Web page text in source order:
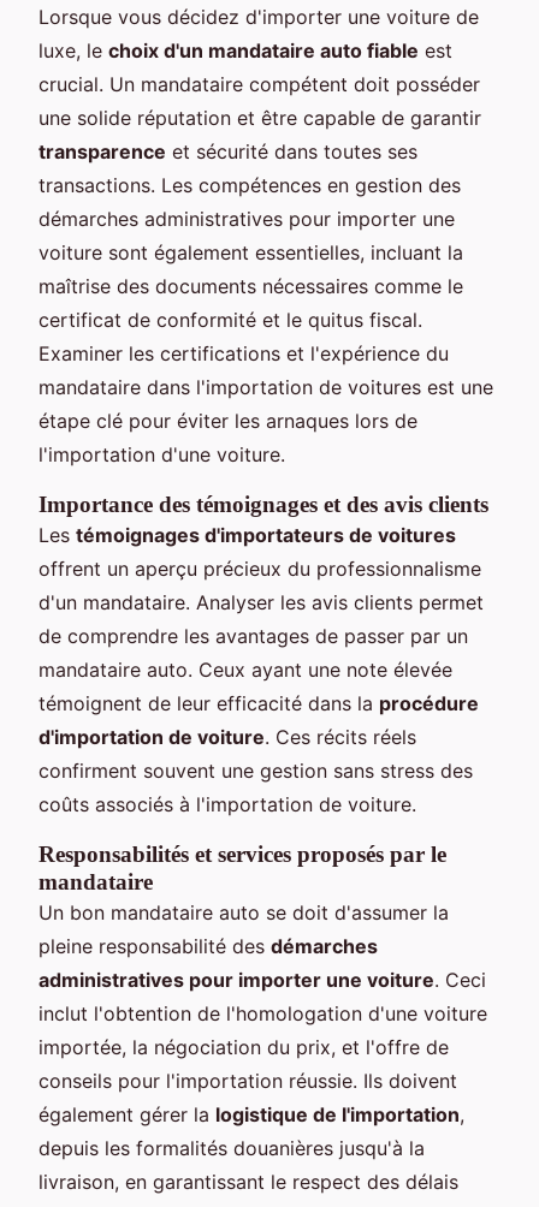
Lorsque vous décidez d'importer une voiture de
luxe, le choix d'un mandataire auto fiable est
crucial. Un mandataire compétent doit posséder
une solide réputation et être capable de garantir
transparence et sécurité dans toutes ses
transactions. Les compétences en gestion des
démarches administratives pour importer une
voiture sont également essentielles, incluant la
maîtrise des documents nécessaires comme le
certificat de conformité et le quitus fiscal.
Examiner les certifications et l'expérience du
mandataire dans l'importation de voitures est une
étape clé pour éviter les arnaques lors de
l'importation d'une voiture.
Importance des témoignages et des avis clients
Les témoignages d'importateurs de voitures
offrent un aperçu précieux du professionnalisme
d'un mandataire. Analyser les avis clients permet
de comprendre les avantages de passer par un
mandataire auto. Ceux ayant une note élevée
témoignent de leur efficacité dans la procédure
d'importation de voiture. Ces récits réels
confirment souvent une gestion sans stress des
coûts associés à l'importation de voiture.
Responsabilités et services proposés par le
mandataire
Un bon mandataire auto se doit d'assumer la
pleine responsabilité des démarches
administratives pour importer une voiture. Ceci
inclut l'obtention de l'homologation d'une voiture
importée, la négociation du prix, et l'offre de
conseils pour l'importation réussie. Ils doivent
également gérer la logistique de l'importation,
depuis les formalités douanières jusqu'à la
livraison, en garantissant le respect des délais